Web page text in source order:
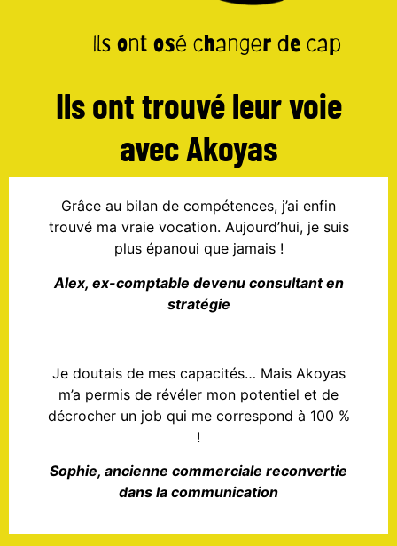
Ils ont trouvé leur voie
avec Akoyas
Grâce au bilan de compétences, j’ai enfin
trouvé ma vraie vocation. Aujourd’hui, je suis
plus épanoui que jamais !
Alex, ex-comptable devenu consultant en
stratégie
Je doutais de mes capacités… Mais Akoyas
m’a permis de révéler mon potentiel et de
décrocher un job qui me correspond à 100 %
!
Sophie, ancienne commerciale reconvertie
dans la communication